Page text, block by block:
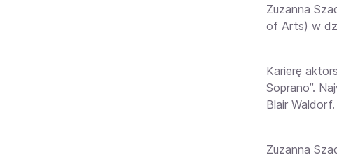
Zuzanna
of Arts) w
Karierę
Soprano”.
Blair
Zuzanna